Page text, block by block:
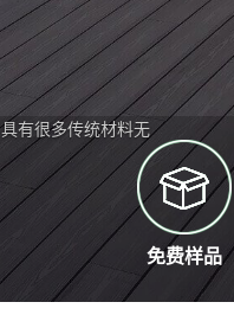
免费样品